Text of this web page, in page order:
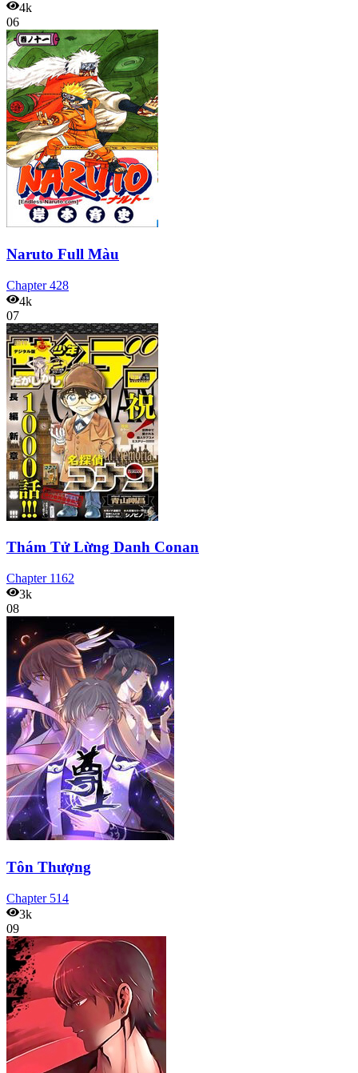
4k
06
Naruto Full Màu
Chapter428
4k
07
Thám Tử Lừng Danh Conan
Chapter 1162
3k
08
Tôn Thượng
Chapter 514
3k
09